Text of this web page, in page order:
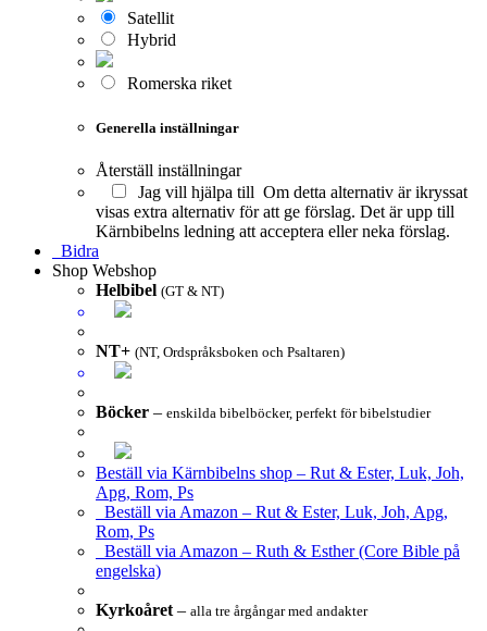
Satellit
Hybrid
Romerska riket
Generella inställningar
Återställ inställningar
Jag vill hjälpa till Om detta alternativ är ikryssat
visas extra alternativ för att ge förslag. Det är upp till
Kärnbibelns ledning att acceptera eller neka förslag.
Bidra
Shop Webshop
Helbibel (GT & NT)
NT+ (NT, Ordspråksboken och Psaltaren)
Böcker – enskilda bibelböcker, perfekt för bibelstudier
Beställ via Kärnbibelns shop – Rut & Ester, Luk, Joh,
Apg, Rom, Ps
Beställ via Amazon – Rut & Ester, Luk, Joh, Apg,
Rom, Ps
Beställ via Amazon – Ruth & Esther (Core Bible på
engelska)
Kyrkoåret – alla tre årgångar med andakter